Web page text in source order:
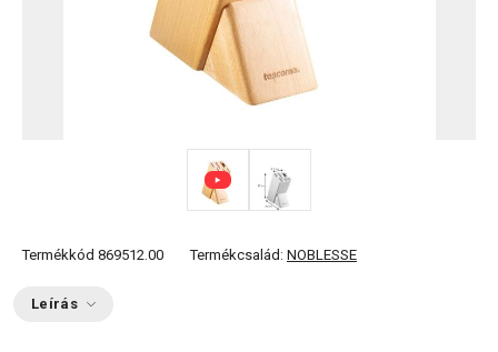
Termékkód 869512.00 Termékcsalád: NOBLESSE
Leírás